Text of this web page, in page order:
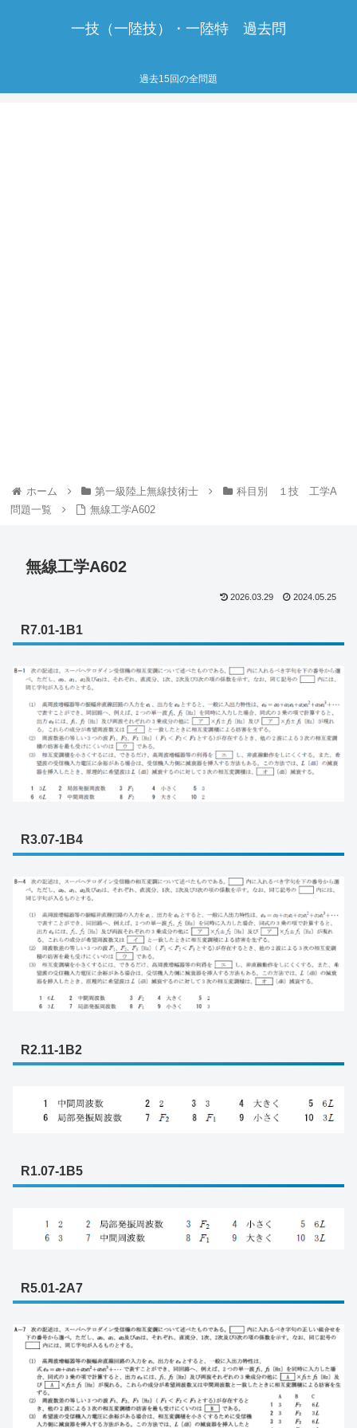
一技（一陸技）・一陸特 過去問
過去15回の全問題
ホーム 第一級陸上無線技術士
科目別 １技 工学A
問題一覧
無線工学A602
無線工学A602
2026.03.29 2024.05.25
R7.01-1B1
R3.07-1B4
R2.11-1B2
R1.07-1B5
R5.01-2A7